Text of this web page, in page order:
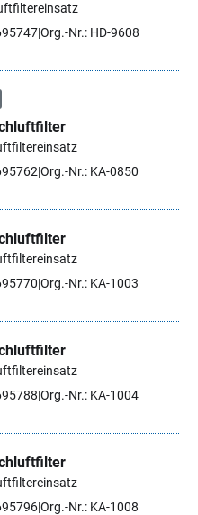
Org.-Nr.: HD-9608
Org.-Nr.: KA-0850
Org.-Nr.: KA-1003
Org.-Nr.: KA-1004
Org.-Nr.: KA-1008